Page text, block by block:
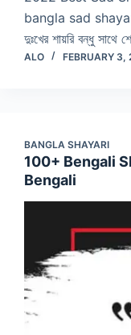
bangla sad shayari
দুঃখের শায়রি বন্ধু সাথে
ALO FEBRUARY 3,
BANGLA SHAYARI
100+ Bengali
Bengali